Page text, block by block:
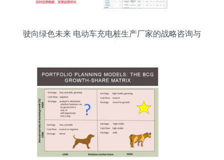
驶向绿色未来 电动车充电桩生产厂家的战略咨询与